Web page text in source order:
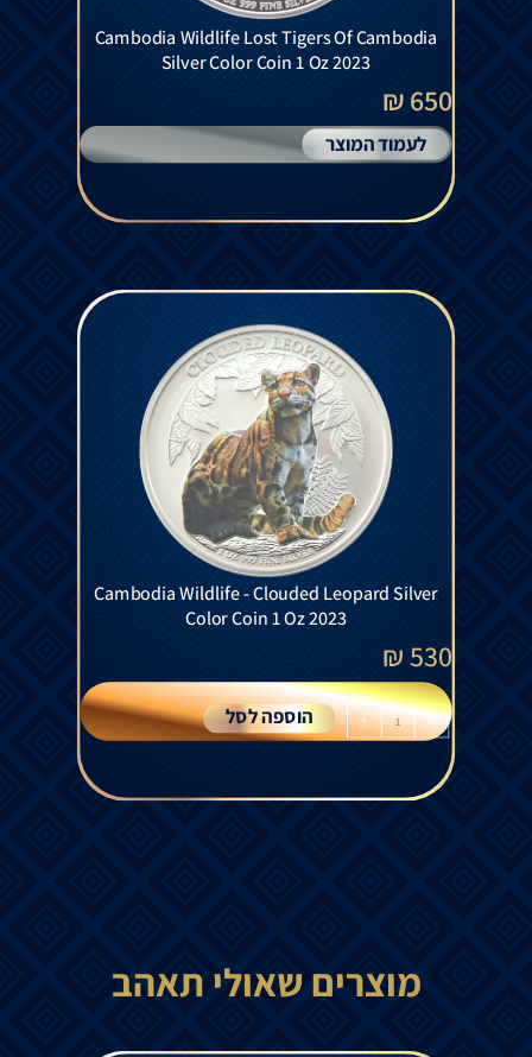
Cambodia Wildlife Lost Tigers Of Cambodia
Silver Color Coin 1 Oz 2023
650 ₪
לעמוד המוצר
Cambodia Wildlife - Clouded Leopard Silver
Color Coin 1 Oz 2023
530
₪
-
+ הוספה לסל
מוצרים שאולי תאהב